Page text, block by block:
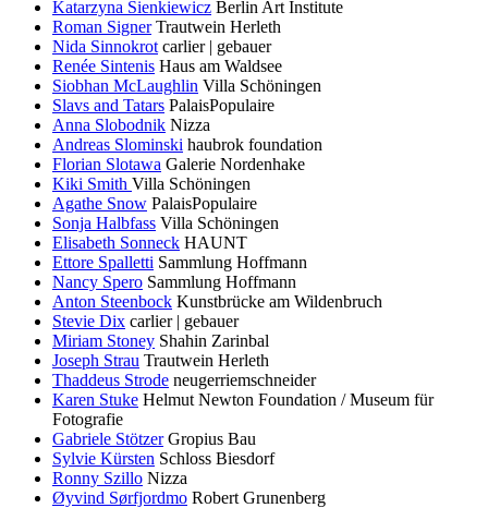
Katarzyna Sienkiewicz Berlin Art Institute
Roman Signer Trautwein Herleth
Nida Sinnokrot carlier | gebauer
Renée Sintenis Haus am Waldsee
Siobhan McLaughlin Villa Schöningen
Slavs and Tatars PalaisPopulaire
Anna Slobodnik Nizza
Andreas Slominski haubrok foundation
Florian Slotawa Galerie Nordenhake
Kiki Smith Villa Schöningen
Agathe Snow PalaisPopulaire
Sonja Halbfass Villa Schöningen
Elisabeth Sonneck HAUNT
Ettore Spalletti Sammlung Hoffmann
Nancy Spero Sammlung Hoffmann
Anton Steenbock Kunstbrücke am Wildenbruch
Stevie Dix carlier | gebauer
Miriam Stoney Shahin Zarinbal
Joseph Strau Trautwein Herleth
Thaddeus Strode neugerriemschneider
Karen Stuke Helmut Newton Foundation / Museum für
Fotografie
Gabriele Stötzer Gropius Bau
Sylvie Kürsten Schloss Biesdorf
Ronny Szillo Nizza
Øyvind Sørfjordmo Robert Grunenberg